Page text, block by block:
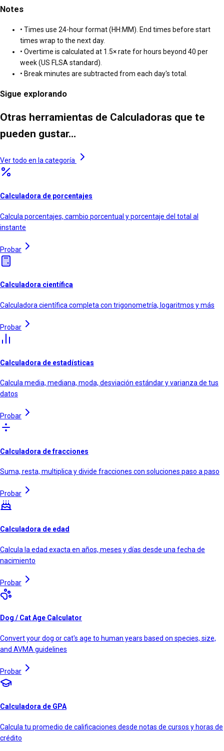
Notes
• Times use 24-hour format (HH:MM). End times before start
times wrap to the next day.
• Overtime is calculated at 1.5× rate for hours beyond 40 per
week (US FLSA standard).
• Break minutes are subtracted from each day's total.
Sigue explorando
Otras herramientas de Calculadoras que te
pueden gustar…
Ver todo en la categoría
Calculadora de porcentajes
Calcula porcentajes, cambio porcentual y porcentaje del total al
instante
Probar
Calculadora científica
Calculadora científica completa con trigonometría, logaritmos y más
Probar
Calculadora de estadísticas
Calcula media, mediana, moda, desviación estándar y varianza de tus
datos
Probar
Calculadora de fracciones
Suma, resta, multiplica y divide fracciones con soluciones paso a paso
Probar
Calculadora de edad
Calcula la edad exacta en años, meses y días desde una fecha de
nacimiento
Probar
Dog / Cat Age Calculator
Convert your dog or cat's age to human years based on species, size,
and AVMA guidelines
Probar
Calculadora de GPA
Calcula tu promedio de calificaciones desde notas de cursos y horas de
crédito